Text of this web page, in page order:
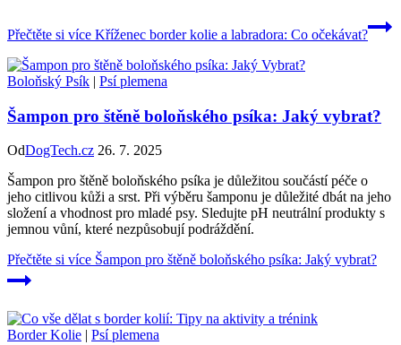
Přečtěte si více Kříženec border kolie a labradora: Co očekávat?
Boloňský Psík | Psí plemena
Šampon pro štěně boloňského psíka: Jaký vybrat?
OdDogTech.cz 26. 7. 2025
Šampon pro štěně boloňského psíka je důležitou součástí péče o
jeho citlivou kůži a srst. Při výběru šamponu je důležité dbát na jeho
složení a vhodnost pro mladé psy. Sledujte pH neutrální produkty s
jemnou vůní, které nezpůsobují podráždění.
Přečtěte si více Šampon pro štěně boloňského psíka: Jaký vybrat?
Border Kolie | Psí plemena